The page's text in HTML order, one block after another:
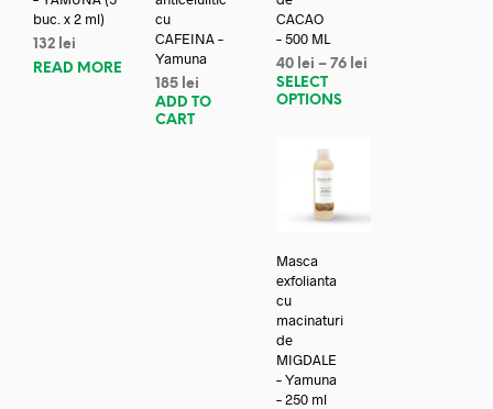
buc. x 2 ml)
132 lei
READ MORE
cu
CAFEINA –
Yamuna
185 lei
ADD TO
CART
CACAO
– 500 ML
40 lei –76 lei
SELECT
OPTIONS
Masca
exfolianta
cu
macinaturi
de
MIGDALE
– Yamuna
– 250 ml